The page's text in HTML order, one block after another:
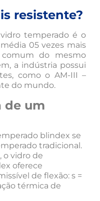
resistente?
temperado é o
05 vezes mais
do mesmo
a indústria possui
como o AM-III –
do mundo.
de um
blindex se
tradicional.
o vidro de
oferece
de flexão: s =
térmica de